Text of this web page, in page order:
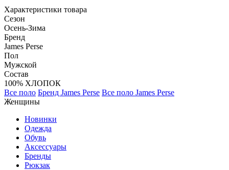
Характеристики товара
Сезон
Осень-Зима
Бренд
James Perse
Пол
Мужской
Состав
100% ХЛОПОК
Все поло Бренд James Perse Все поло James Perse
Женщины
Новинки
Одежда
Обувь
Аксессуары
Бренды
Рюкзак